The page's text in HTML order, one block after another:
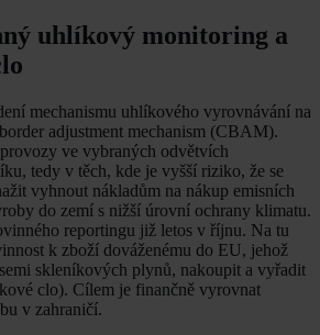
uhlíkový monitoring a
mechanismu uhlíkového vyrovnávání na
adjustment mechanism (CBAM).
ve vybraných odvětvích
tedy v těch, kde je vyšší riziko, že se
vyhnout nákladům na nákup emisních
do zemí s nižší úrovní ochrany klimatu.
reportingu již letos v říjnu. Na tu
k zboží dováženému do EU, jehož
skleníkových plynů, nakoupit a vyřadit
clo). Cílem je finančně vyrovnat
v zahraničí.